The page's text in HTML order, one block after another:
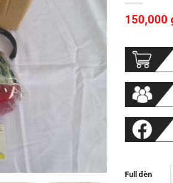
150,000
Full đèn